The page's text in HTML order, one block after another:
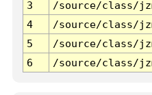
3 /source/class/
4
/source/class/
5
/source/class/
6
/source/class/